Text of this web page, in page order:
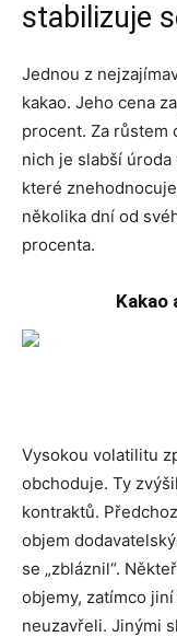
stabilizuje
Jednou z
kakao. Jeho cena
procent. Za růstem
nich je slabší
které
několika dní od
procenta.
Kakao
Vysokou volatilitu
obchoduje. Ty
kontraktů.
objem
se „zbláznil“.
objemy, zatímco
neuzavřeli. Jinými